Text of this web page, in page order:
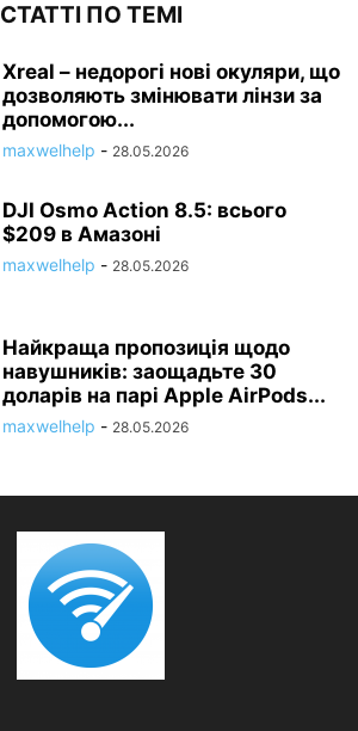
СТАТТІ ПО ТЕМІ
Xreal – недорогі нові окуляри, що
дозволяють змінювати лінзи за
допомогою...
maxwelhelp - 28.05.2026
DJI Osmo Action 8.5: всього
$209 в Амазоні
maxwelhelp - 28.05.2026
Найкраща пропозиція щодо
навушників: заощадьте 30
доларів на парі Apple AirPods...
maxwelhelp - 28.05.2026